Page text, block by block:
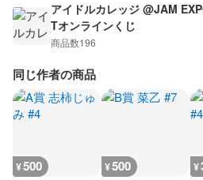
アイドルカレッジ @JAM
Tオンラインくじ
商品数196
同じ作者の商品
¥500 ¥500 ¥